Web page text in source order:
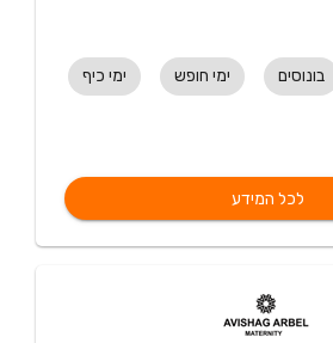
בונוסים ימי חופש ימי כיף
לכל המידע